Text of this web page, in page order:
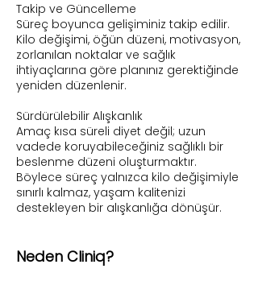
Takip ve Güncelleme
Süreç boyunca gelişiminiz takip edilir.
Kilo değişimi, öğün düzeni, motivasyon,
zorlanılan noktalar ve sağlık
ihtiyaçlarına göre planınız gerektiğinde
yeniden düzenlenir.
Sürdürülebilir Alışkanlık
Amaç kısa süreli diyet değil; uzun
vadede koruyabileceğiniz sağlıklı bir
beslenme düzeni oluşturmaktır.
Böylece süreç yalnızca kilo değişimiyle
sınırlı kalmaz, yaşam kalitenizi
destekleyen bir alışkanlığa dönüşür.
Neden Cliniq?